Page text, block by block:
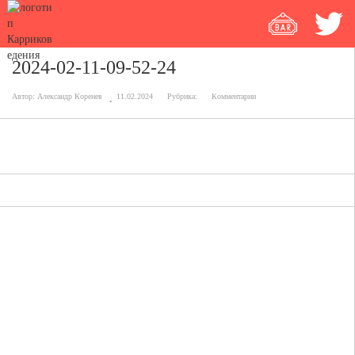
2024-02-11-09-52-24
Автор: Александр Коренев 11.02.2024 Рубрика: Комментарии